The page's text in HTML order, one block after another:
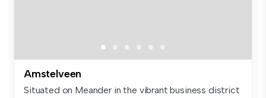
Amstelveen
Situated on Meander in the vibrant business district